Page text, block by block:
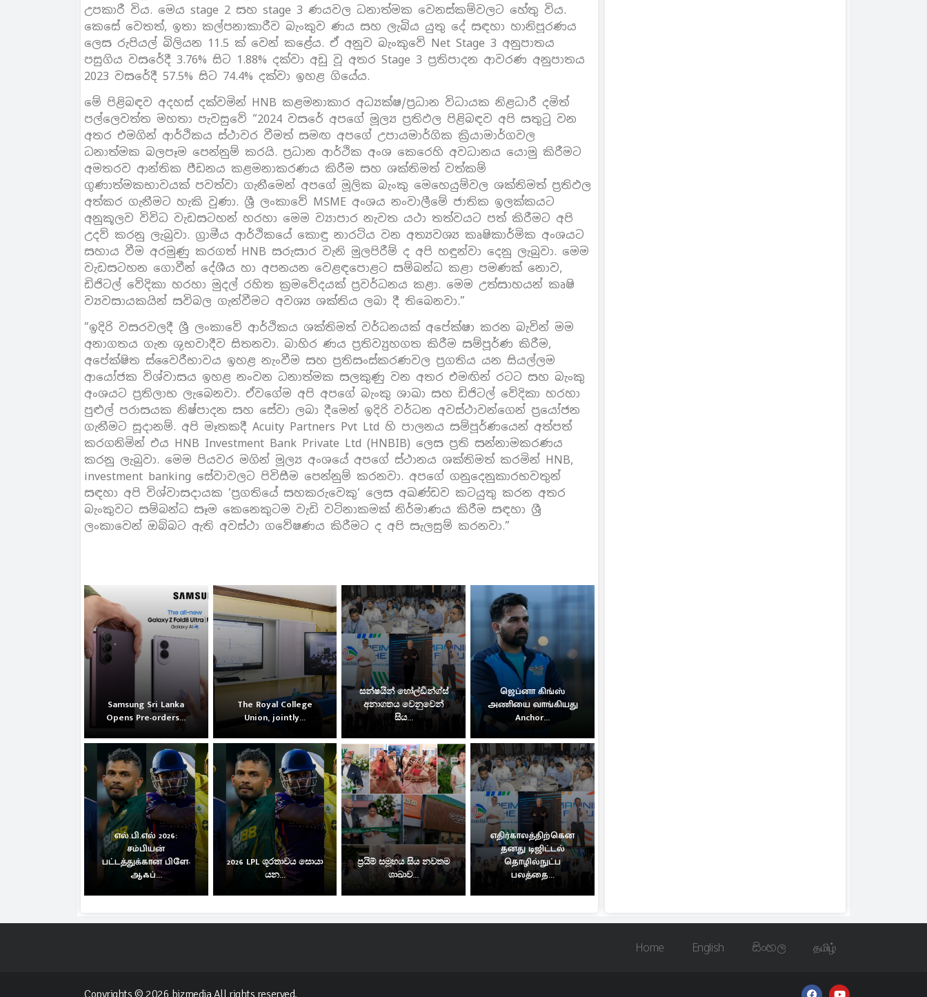
උපකාරී විය. මෙය stage 2 සහ stage 3 ණයවල ධනාත්මක වෙනස්කම්වලට හේතු විය.
කෙසේ වෙතත්, ඉතා කල්පනාකාරීව බැංකුව ණය සහ ලැබිය යුතු දේ සඳහා හානිපූරණය
ලෙස රුපියල් බිලියන 11.5 ක් වෙන් කළේය. ඒ අනුව බැංකුවේ Net Stage 3 අනුපාතය
පසුගිය වසරේදී 3.76% සිට 1.88% දක්වා අඩු වූ අතර Stage 3 ප්‍රතිපාදන ආවරණ අනුපාතය
2023 වසරේදී 57.5% සිට 74.4% දක්වා ඉහළ ගියේය.
මේ පිළිබඳව අදහස් දක්වමින් HNB කළමනාකාර අධ්‍යක්ෂ/ප්‍රධාන විධායක නිළධාරී දමිත්
පල්ලෙවත්ත මහතා පැවසුවේ “2024 වසරේ අපගේ මූල්‍ය ප්‍රතිඵල පිළිබඳව අපි සතුටු වන
අතර එමගින් ආර්ථිකය ස්ථාවර වීමත් සමඟ අපගේ උපායමාර්ගික ක්‍රියාමාර්ගවල
ධනාත්මක බලපෑම පෙන්නුම් කරයි. ප්‍රධාන ආර්ථික අංශ කෙරෙහි අවධානය යොමු කිරීමට
අමතරව ආන්තික පීඩනය කළමනාකරණය කිරීම සහ ශක්තිමත් වත්කම්
ගුණාත්මකභාවයක් පවත්වා ගැනීමෙන් අපගේ මූලික බැංකු මෙහෙයුම්වල ශක්තිමත් ප්‍රතිඵල
අත්කර ගැනීමට හැකි වුණා. ශ්‍රී ලංකාවේ MSME අංශය නංවාලීමේ ජාතික ඉලක්කයට
අනුකූලව විවිධ වැඩසටහන් හරහා මෙම ව්‍යාපාර නැවත යථා තත්වයට පත් කිරීමට අපි
උදව් කරනු ලැබුවා. ග්‍රාමීය ආර්ථිකයේ කොඳු නාරටිය වන අත්‍යවශ්‍ය කෘෂිකාර්මික අංශයට
සහාය වීම අරමුණු කරගත් HNB සරුසාර වැනි මුලපිරීම් ද අපි හඳුන්වා දෙනු ලැබුවා. මෙම
වැඩසටහන ගොවීන් දේශීය හා අපනයන වෙළඳපොළට සම්බන්ධ කළා පමණක් නොව,
ඩිජිටල් වේදිකා හරහා මුදල් රහිත ක්‍රමවේදයක් ප්‍රවර්ධනය කළා. මෙම උත්සාහයන් කෘෂි
ව්‍යවසායකයින් සවිබල ගැන්වීමට අවශ්‍ය ශක්තිය ලබා දී තිබෙනවා.”
”ඉදිරි වසරවලදී ශ්‍රී ලංකාවේ ආර්ථිකය ශක්තිමත් වර්ධනයක් අපේක්ෂා කරන බැවින් මම
අනාගතය ගැන ශුභවාදීව සිතනවා. බාහිර ණය ප්‍රතිව්‍යුහගත කිරීම සම්පූර්ණ කිරීම,
අපේක්ෂිත ස්වෛරීභාවය ඉහළ නැංවීම සහ ප්‍රතිසංස්කරණවල ප්‍රගතිය යන සියල්ලම
ආයෝජක විශ්වාසය ඉහළ නංවන ධනාත්මක සලකුණු වන අතර එමඟින් රටට සහ බැංකු
අංශයට ප්‍රතිලාභ ලැබෙනවා. ඒවගේම අපි අපගේ බැංකු ශාඛා සහ ඩිජිටල් වේදිකා හරහා
පුළුල් පරාසයක නිෂ්පාදන සහ සේවා ලබා දීමෙන් ඉදිරි වර්ධන අවස්ථාවන්ගෙන් ප්‍රයෝජන
ගැනීමට සූදානම්. අපි මෑතකදී Acuity Partners Pvt Ltd හි පාලනය සම්පූර්ණයෙන් අත්පත්
කරගනිමින් එය HNB Investment Bank Private Ltd (HNBIB) ලෙස ප්‍රති සන්නාමකරණය
කරනු ලැබුවා. මෙම පියවර මගින් මූල්‍ය අංශයේ අපගේ ස්ථානය ශක්තිමත් කරමින් HNB,
investment banking සේවාවලට පිවිසීම පෙන්නුම් කරනවා. අපගේ ගනුදෙනුකාරභවතුන්
සඳහා අපි විශ්වාසදායක ‘ප්‍රගතියේ සහකරුවෙකු‘ ලෙස අඛණ්ඩව කටයුතු කරන අතර
බැංකුවට සම්බන්ධ සෑම කෙනෙකුටම වැඩි වටිනාකමක් නිර්මාණය කිරීම සඳහා ශ්‍රී
ලංකාවෙන් ඔබ්බට ඇති අවස්ථා ගවේෂණය කිරීමට ද අපි සැලසුම් කරනවා.”
Samsung Sri Lanka
Opens Pre-orders...
The Royal College
Union, jointly...
සන්ෂයින් හෝල්ඩින්ග්ස්
අනාගතය වෙනුවෙන්
සිය...
ஜெப்னா கிங்ஸ்
அணியை வாங்கியது
Anchor...
எல்.பி.எல் 2026:
சம்பியன்
பட்டத்துக்கான பிளே-
ஆஃப்...
2026 LPL ශූරතාවය සොයා
යන...
ප්‍රයිම් සමූහය සිය නවතම
ශාඛාව...
எதிர்காலத்திற்கென
தனது டிஜிட்டல்
தொழில்நுட்ப
பலத்தை...
Home English සිංහල தமிழ்